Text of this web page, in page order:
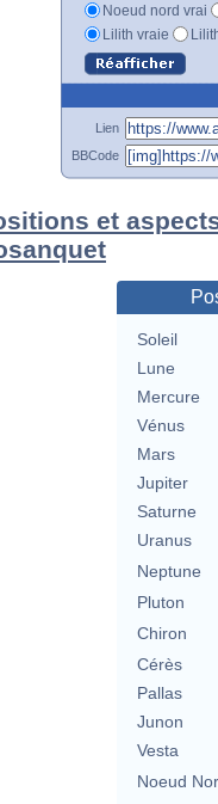
Noeud nord vrai
Lilith vraie
Lien
BBCode
et
Soleil
Lune
Mercure
Vénus
Mars
Jupiter
Saturne
Uranus
Neptune
Pluton
Chiron
Cérès
Pallas
Junon
Vesta
Noeud